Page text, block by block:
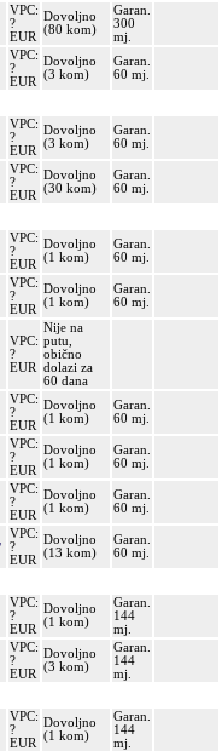
VPC:
?
EUR
Dovoljno
(80 kom)
Garan.
300
mj.
VPC:
?
EUR
Dovoljno
(3 kom)
Garan.
60 mj.
VPC:
?
EUR
Dovoljno
(3 kom)
Garan.
60 mj.
VPC:
?
EUR
Dovoljno
(30 kom)
Garan.
60 mj.
VPC:
?
EUR
Dovoljno
(1 kom)
Garan.
60 mj.
VPC:
?
EUR
Dovoljno
(1 kom)
Garan.
60 mj.
VPC:
?
EUR
Nije na
putu,
obično
dolazi za
60 dana
VPC:
?
EUR
Dovoljno
(1 kom)
Garan.
60 mj.
VPC:
?
EUR
Dovoljno
(1 kom)
Garan.
60 mj.
VPC:
?
EUR
Dovoljno
(1 kom)
Garan.
60 mj.
VPC:
?
EUR
Dovoljno
(13 kom)
Garan.
60 mj.
VPC:
?
EUR
Dovoljno
(1 kom)
Garan.
144
mj.
VPC:
?
EUR
Dovoljno
(3 kom)
Garan.
144
mj.
VPC:
?
EUR
Dovoljno
(1 kom)
Garan.
144
mj.